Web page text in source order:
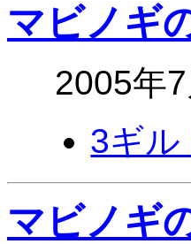
マビノギ
2005年
3ギル
マビノギ